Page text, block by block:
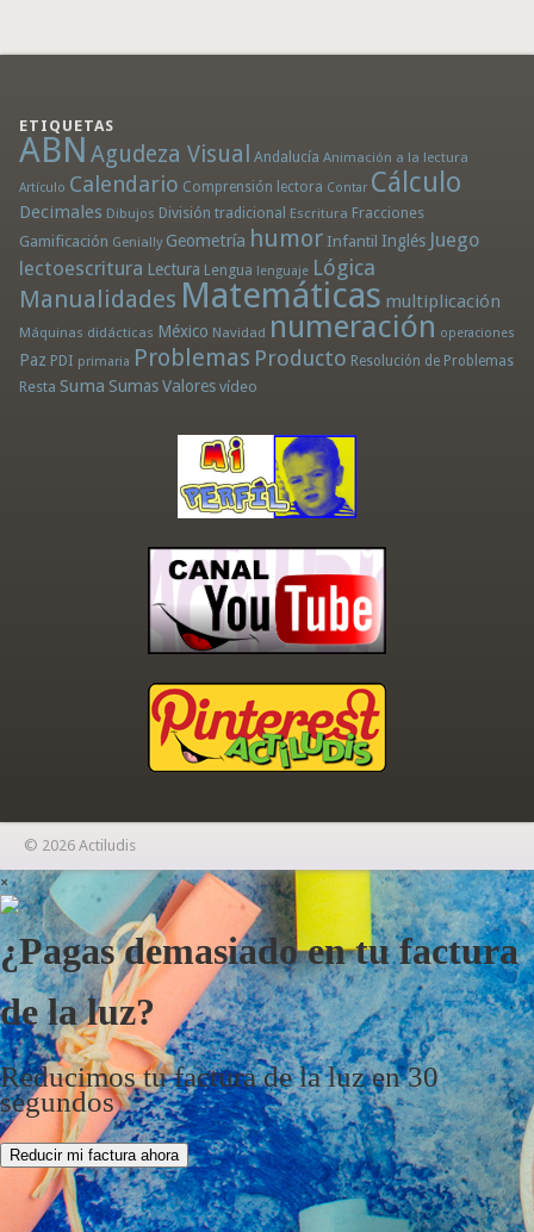
ETIQUETAS
ABN Agudeza Visual Andalucía Animación a la lectura
Artículo Calendario Comprensión lectora Contar Cálculo
Decimales Dibujos División tradicional Escritura Fracciones
Gamificación Genially Geometría humor Infantil Inglés Juego
lectoescritura Lectura Lengua lenguaje Lógica
Manualidades Matemáticas multiplicación
Máquinas didácticas México Navidad numeración operaciones
Paz PDI primaria Problemas Producto Resolución de Problemas
Resta Suma Sumas Valores vídeo
© 2026 Actiludis
×
¿Pagas demasiado en tu factura
de la luz?
Reducimos tu factura de la luz en 30
segundos
Reducir mi factura ahora